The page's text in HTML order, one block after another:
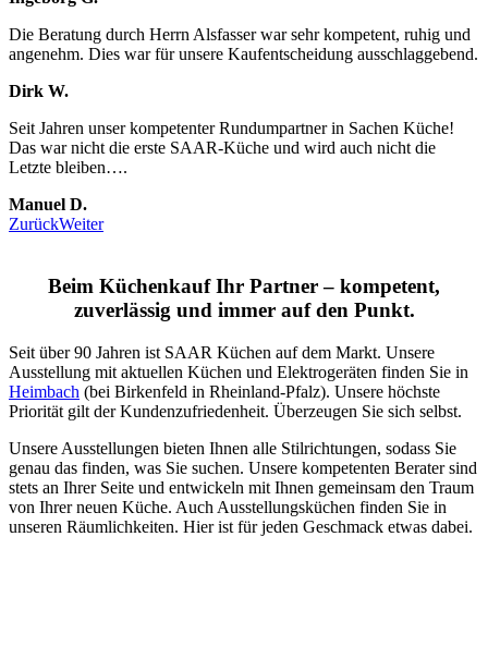
Die Beratung durch Herrn Alsfasser war sehr kompetent, ruhig und
angenehm. Dies war für unsere Kaufentscheidung ausschlaggebend.
Dirk W.
Seit Jahren unser kompetenter Rundumpartner in Sachen Küche!
Das war nicht die erste SAAR-Küche und wird auch nicht die
Letzte bleiben….
Manuel D.
ZurückWeiter
Beim Küchenkauf Ihr Partner – kompetent,
zuverlässig und immer auf den Punkt.
Seit über 90 Jahren ist SAAR Küchen auf dem Markt. Unsere
Ausstellung mit aktuellen Küchen und Elektrogeräten finden Sie in
Heimbach (bei Birkenfeld in Rheinland-Pfalz). Unsere höchste
Priorität gilt der Kundenzufriedenheit. Überzeugen Sie sich selbst.
Unsere Ausstellungen bieten Ihnen alle Stilrichtungen, sodass Sie
genau das finden, was Sie suchen. Unsere kompetenten Berater sind
stets an Ihrer Seite und entwickeln mit Ihnen gemeinsam den Traum
von Ihrer neuen Küche. Auch Ausstellungsküchen finden Sie in
unseren Räumlichkeiten. Hier ist für jeden Geschmack etwas dabei.